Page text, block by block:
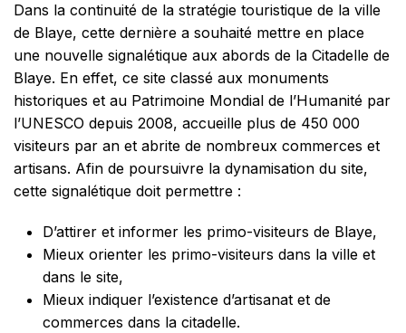
Dans la continuité de la stratégie touristique de la ville
de Blaye, cette dernière a souhaité mettre en place
une nouvelle signalétique aux abords de la Citadelle de
Blaye. En effet, ce site classé aux monuments
historiques et au Patrimoine Mondial de l’Humanité par
l’UNESCO depuis 2008, accueille plus de 450 000
visiteurs par an et abrite de nombreux commerces et
artisans. Afin de poursuivre la dynamisation du site,
cette signalétique doit permettre :
D’attirer et informer les primo-visiteurs de Blaye,
Mieux orienter les primo-visiteurs dans la ville et
dans le site,
Mieux indiquer l’existence d’artisanat et de
commerces dans la citadelle.